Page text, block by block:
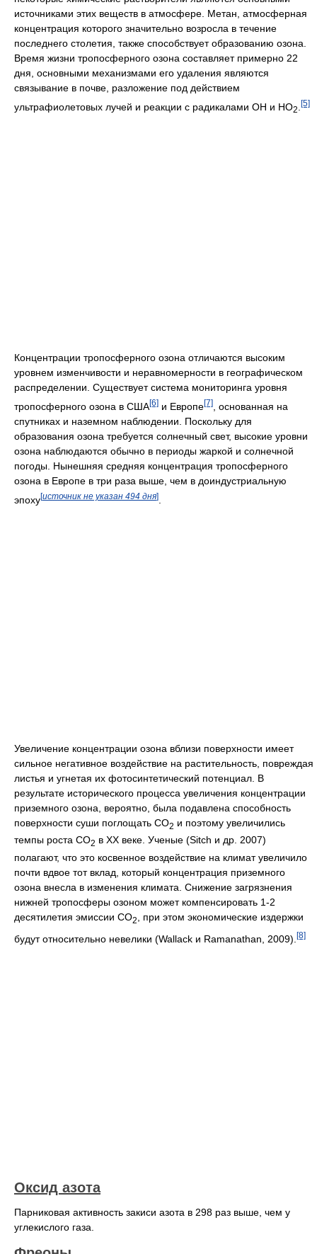
источниками этих веществ в атмосфере. Метан, атмосферная
концентрация которого значительно возросла в течение
последнего столетия, также способствует образованию озона.
Время жизни тропосферного озона составляет примерно 22
дня, основными механизмами его удаления являются
связывание в почве, разложение под действием
ультрафиолетовых лучей и реакции с радикалами OH и HO2
[5]
Концентрации тропосферного озона отличаются высоким
уровнем изменчивости и неравномерности в географическом
распределении. Существует система мониторинга уровня
тропосферного озона в США[6] и Европе[7]
, основанная на
спутниках и наземном наблюдении. Поскольку для
образования озона требуется солнечный свет, высокие уровни
озона наблюдаются обычно в периоды жаркой и солнечной
погоды. Нынешняя средняя концентрация тропосферного
озона в Европе в три раза выше, чем в доиндустриальную
эпоху[источник не указан 494 дня]
Увеличение концентрации озона вблизи поверхности имеет
сильное негативное воздействие на растительность, повреждая
листья и угнетая их фотосинтетический потенциал. В
результате исторического процесса увеличения концентрации
приземного озона, вероятно, была подавлена способность
поверхности суши поглощать СО2 и поэтому увеличились
темпы роста СО2 в XX веке. Ученые (Sitch и др. 2007)
полагают, что это косвенное воздействие на климат увеличило
почти вдвое тот вклад, который концентрация приземного
озона внесла в изменения климата. Снижение загрязнения
нижней тропосферы озоном может компенсировать 1-2
десятилетия эмиссии СО2, при этом экономические издержки
будут относительно невелики (Wallack и Ramanathan, 2009). [8]
Оксид азота
Парниковая активность закиси азота в 298 раз выше, чем у
углекислого газа.